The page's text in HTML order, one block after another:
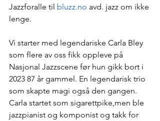
Jazzforalle til bluzz.no avd. jazz om ikke
lenge.
Vi starter med legendariske Carla Bley
som flere av oss fikk oppleve på
Nasjonal Jazzscene før hun gikk bort i
2023 87 år gammel. En legendarisk trio
som skapte magi også den gangen.
Carla startet som sigarettpike,men ble
jazzpianist og komponist og takk for